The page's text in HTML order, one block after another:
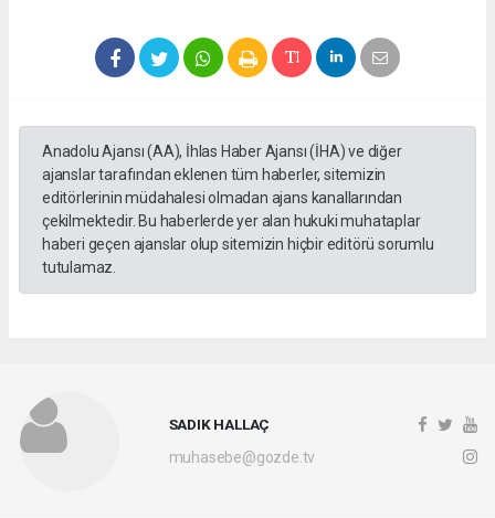
Anadolu Ajansı (AA), İhlas Haber Ajansı (İHA) ve diğer
ajanslar tarafından eklenen tüm haberler, sitemizin
editörlerinin müdahalesi olmadan ajans kanallarından
çekilmektedir. Bu haberlerde yer alan hukuki muhataplar
haberi geçen ajanslar olup sitemizin hiçbir editörü sorumlu
tutulamaz.
SADIK HALLAÇ
muhasebe@gozde.tv